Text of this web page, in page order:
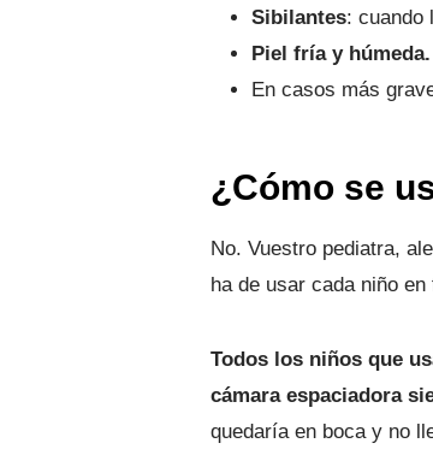
Sibilantes: cuando
Piel fría y húmeda.
En casos más
¿Cómo se
No. Vuestro pediatra,
ha de usar cada niño
Todos los niños que
cámara espaciadora
quedaría en boca y no